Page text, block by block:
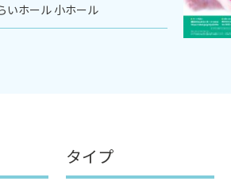
いホール 小ホール
タイプ